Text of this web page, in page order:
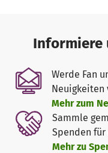
"Palliative Care") und
rund um die Uhr!
Für die stundenweise
Gespräche stehen
Hospizbegleiter zur
Traunstein über den
und für das
Informiere
Werde Fan
Neuigkeiten
Mehr zum
Sammle
Spenden
Mehr zu